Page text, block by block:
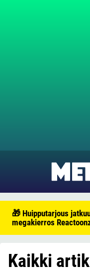
🎁 Huipputarjous
megakierros
Kaikki